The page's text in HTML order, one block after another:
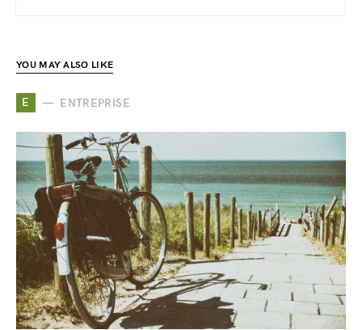
YOU MAY ALSO LIKE
E ENTREPRISE